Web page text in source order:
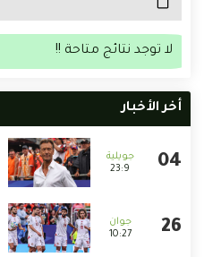
لا توجد نتائج متاحة !!
أخر الأخبار
23:9
10:27